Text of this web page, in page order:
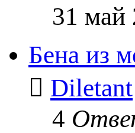
31 май
Бена из
Diletant
4